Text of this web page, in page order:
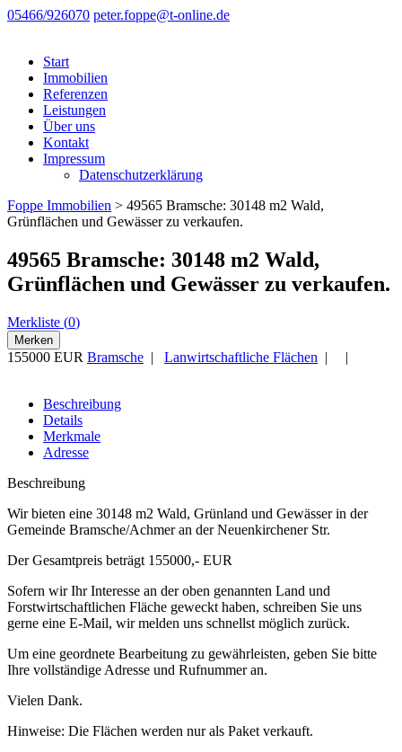
05466/926070 peter.foppe@t-online.de
Start
Immobilien
Referenzen
Leistungen
Über uns
Kontakt
Impressum
Datenschutzerklärung
Foppe Immobilien > 49565 Bramsche: 30148 m2 Wald,
Grünflächen und Gewässer zu verkaufen.
49565 Bramsche: 30148 m2 Wald,
Grünflächen und Gewässer zu verkaufen.
Merkliste (0)
Merken
155000 EUR Bramsche | Lanwirtschaftliche Flächen | |
Beschreibung
Details
Merkmale
Adresse
Beschreibung
Wir bieten eine 30148 m2 Wald, Grünland und Gewässer in der
Gemeinde Bramsche/Achmer an der Neuenkirchener Str.
Der Gesamtpreis beträgt 155000,- EUR
Sofern wir Ihr Interesse an der oben genannten Land und
Forstwirtschaftlichen Fläche geweckt haben, schreiben Sie uns
gerne eine E-Mail, wir melden uns schnellst möglich zurück.
Um eine geordnete Bearbeitung zu gewährleisten, geben Sie bitte
Ihre vollständige Adresse und Rufnummer an.
Vielen Dank.
Hinweise: Die Flächen werden nur als Paket verkauft.